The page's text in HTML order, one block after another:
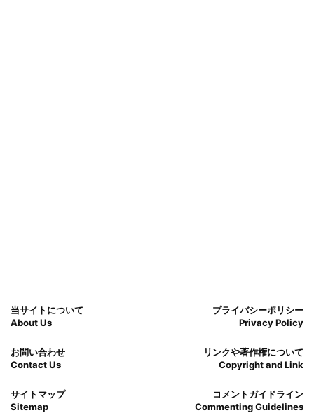
当サイトについて
About Us
プライバシーポリシー
Privacy Policy
お問い合わせ
Contact Us
リンクや著作権について
Copyright and Link
サイトマップ
Sitemap
コメントガイドライン
Commenting Guidelines